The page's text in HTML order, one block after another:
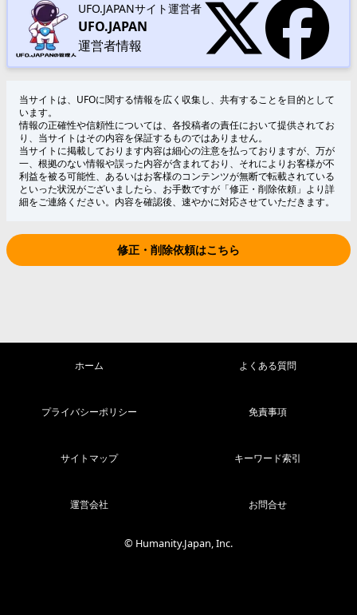
UFO.JAPANサイト運営者
UFO.JAPAN
運営者情報
当サイトは、UFOに関する情報を広く収集し、共有することを目的として
います。
情報の正確性や信頼性については、各投稿者の責任において提供されてお
り、当サイトはその内容を保証するものではありません。
当サイトに掲載しております内容は細心の注意を払っておりますが、万が
一、根拠のない情報や誤った内容が含まれており、それによりお客様が不
利益を被る可能性、あるいはお客様のコンテンツが無断で転載されている
といった状況がございましたら、お手数ですが「修正・削除依頼」より詳
細をご連絡ください。内容を確認後、速やかに対応させていただきます。
修正・削除依頼はこちら
ホーム よくある質問
プライバシーポリシー 免責事項
サイトマップ キーワード索引
運営会社 お問合せ
© Humanity.Japan, Inc.